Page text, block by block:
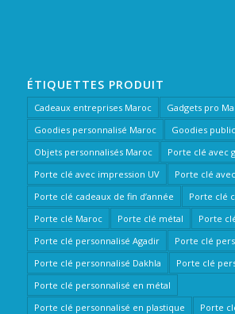
ÉTIQUETTES PRODUIT
Cadeaux entreprises Maroc
Gadgets pro
Goodies personnalisé Maroc
Goodies
Objets personnalisés Maroc
Porte clé avec
Porte clé avec impression UV
Porte clé
Porte clé cadeaux de fin d’année
Porte clé
Porte clé Maroc
Porte clé métal
Porte
Porte clé personnalisé Agadir
Porte clé
Porte clé personnalisé Dakhla
Porte clé
Porte clé personnalisé en métal
Porte clé personnalisé en plastique
Porte